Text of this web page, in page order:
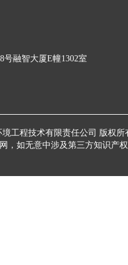
融智大厦E幢1302室
工程技术有限责任公司 版权所
，如无意中涉及第三方知识产